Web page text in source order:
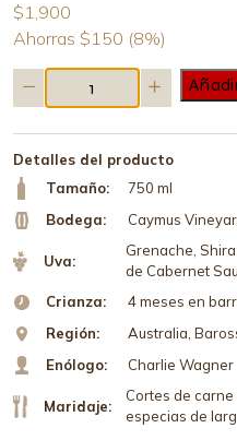
$1,900
Ahorras $150 (8%)
Red
Schooner
Transit
cantidad
Detalles del producto
Tamaño:
750 ml
Bodega:
Caymus
Uva:
Grenache,
de Cabernet
Crianza:
4 meses en
Región:
Australia,
Enólogo:
Charlie Wagner
Maridaje:
Cortes de
especias de